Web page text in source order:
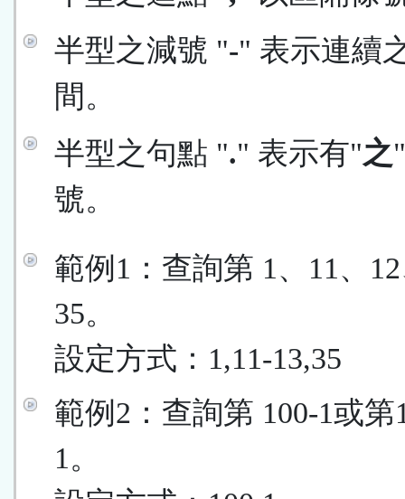
半型之減號 "-" 表示連續
間。
半型之句點 "." 表示有"之
號。
範例1：查詢第 1、11、
35。
設定方式：1,11-13,35
範例2：查詢第 100-1或第
1。